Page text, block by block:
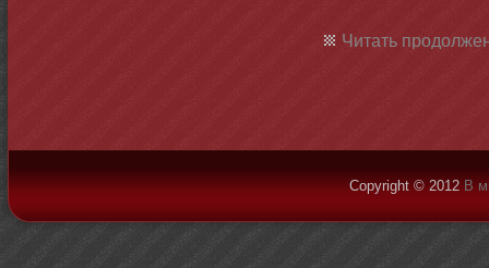
Читать
Copyright © 2012 В